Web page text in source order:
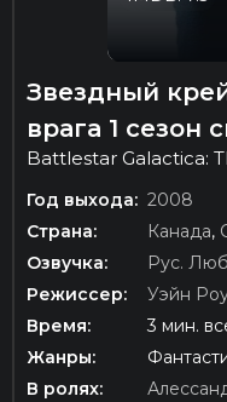
Звездный
врага 1 сезон
Battlestar Galactica:
Год выхода: 2008
Страна:
Канада,
Озвучка:
Рус.
Режиссер:
Уэйн
Время:
3 мин.
Жанры:
В ролях: